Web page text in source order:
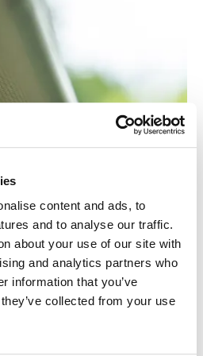
content and ads, to
and to analyse our traffic.
about your use of our site with
and analytics partners who
information that you’ve
collected from your use